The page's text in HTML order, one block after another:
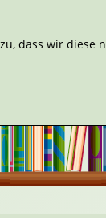
dass wir diese